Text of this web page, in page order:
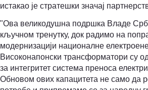
истакао је стратешки значај
"Ова великодушна подршка Владе
кључном тренутку, док радимо на
модернизацији националне
Високонапонски трансформатори су
за интегритет система преноса
Обновом ових капацитета не само да